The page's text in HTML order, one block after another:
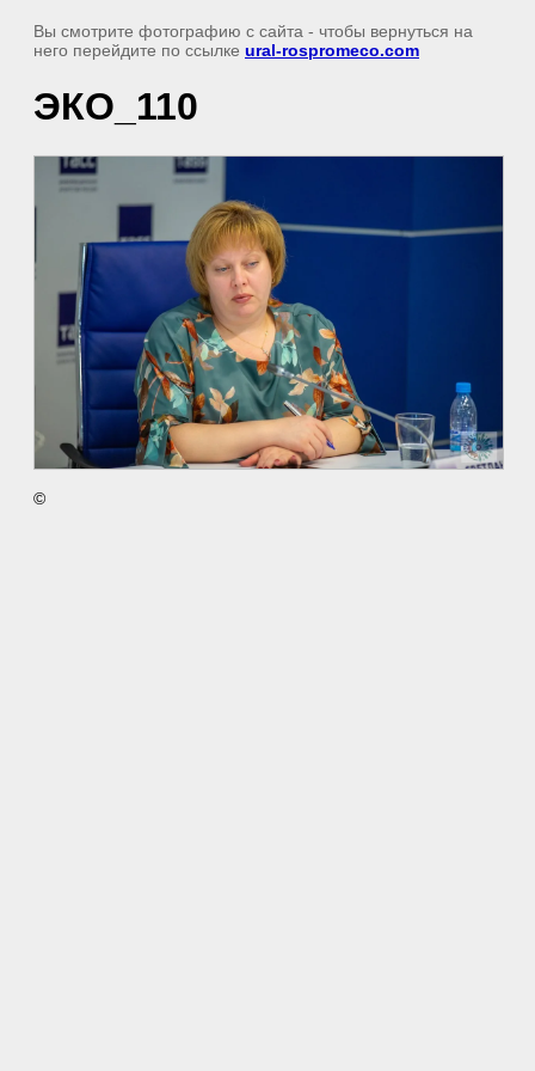
Вы смотрите фотографию с сайта - чтобы вернуться на
него перейдите по ссылке ural-rospromeco.com
ЭКО_110
©